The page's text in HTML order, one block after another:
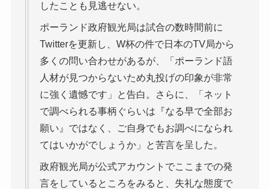
したことも見逃せない。
ポーランド政府観光局は試合の数時間前に
Twitterを更新し、W杯の件で日本のTV局から
多くの問い合わせがあるが、「ポーランド語
人材が見つからないため丸投げの印象が非常
に強く遺憾です」と告白。さらに、「ネット
で調べられる事柄ぐらいは『なる早で全部お
願い』ではなく、ご自身でもお調べになられ
てはいかがでしょうか」と苦言を呈した。
政府観光局が公式アカウントでここまでの発
言をしているところをみると、失礼な態度で